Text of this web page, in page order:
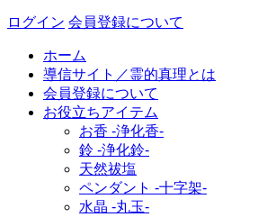
ログイン 会員登録について
ホーム
導信サイト／霊的真理とは
会員登録について
お役立ちアイテム
お香 ‐浄化香‐
鈴 ‐浄化鈴‐
天然祓塩
ペンダント -十字架-
水晶 -丸玉-